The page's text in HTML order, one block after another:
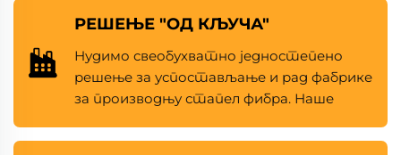
РЕШЕЊЕ "ОД КЉУЧА"
Нудимо свеобухватно једностепено
решење за успостављање и рад фабрике
за производњу стапел фибра. Наше
постројења, набавку опреме,